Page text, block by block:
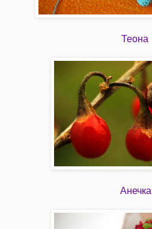
Теона
Анечка